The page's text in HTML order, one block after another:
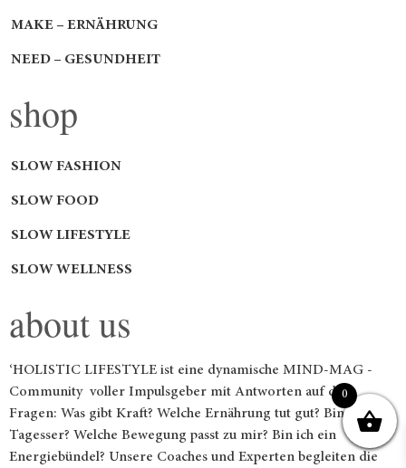
MAKE – ERNÄHRUNG
NEED – GESUNDHEIT
shop
SLOW FASHION
SLOW FOOD
SLOW LIFESTYLE
SLOW WELLNESS
about us
‘HOLISTIC LIFESTYLE ist eine dynamische MIND-MAG -
Community voller Impulsgeber mit Antworten auf die
Fragen: Was gibt Kraft? Welche Ernährung tut gut? Bin ich ein
Tagesser? Welche Bewegung passt zu mir? Bin ich ein
Energiebündel? Unsere Coaches und Experten begleiten die
0